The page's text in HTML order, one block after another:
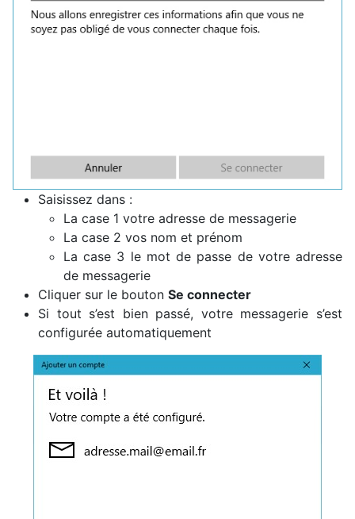
Saisissez dans :
La case 1 votre adresse de messagerie
La case 2 vos nom et prénom
La case 3 le mot de passe de votre adresse
de messagerie
Cliquer sur le bouton Se connecter
Si tout s’est bien passé, votre messagerie s’est
configurée automatiquement